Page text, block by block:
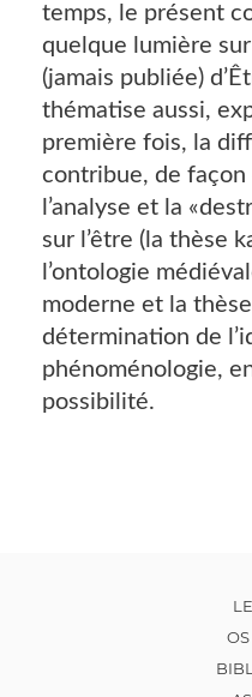
temps, le présent
quelque lumière
(jamais publiée)
thématise aussi,
première fois, la
contribue, de façon
l’analyse et la
sur l’être (la thèse
l’ontologie
moderne et la
détermination de
phénoménologie,
possibilité.